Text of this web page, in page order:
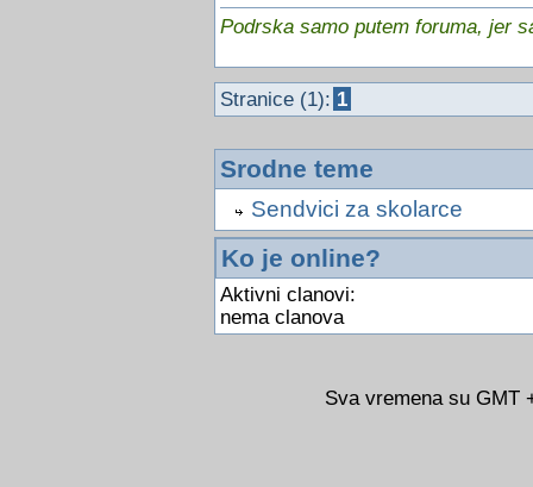
Podrska samo putem foruma, jer
Stranice (1): 1
Srodne teme
Sendvici za skolarce
Ko je online?
Aktivni clanovi:
nema clanova
Sva vremena su GMT